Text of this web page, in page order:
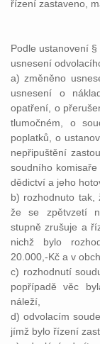
řízení zastaveno,
Podle ustanovení
usnesení
a) změněno
usnesení o
opatření, o
tlumočném, o
poplatků, o
nepřipuštění
soudního
dědictví a jeho
b) rozhodnuto tak,
že se zpětvzetí
stupně zrušuje a
nichž bylo
20.000,-Kč a v
c) rozhodnutí
popřípadě věc
náleží,
d) odvolacím
jímž bylo řízení